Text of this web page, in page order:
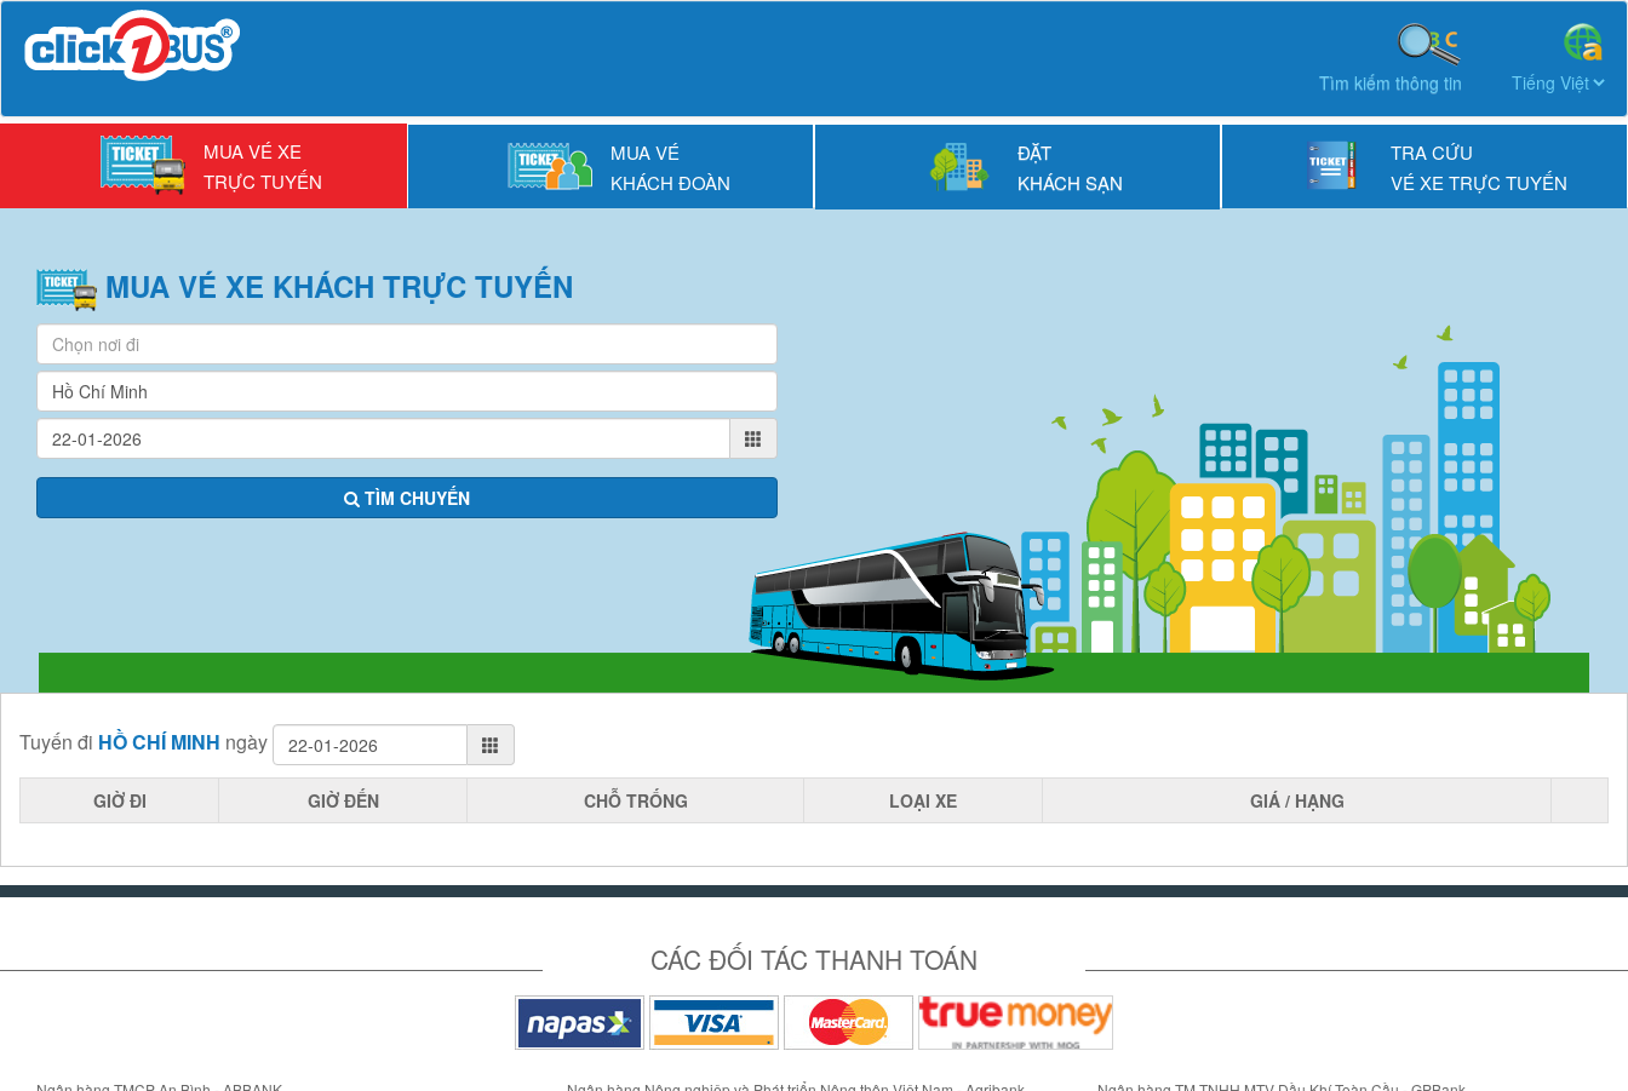
Tìm kiếm thông tin
MUA VÉ XE
TRỰC TUYẾN
MUA VÉ
KHÁCH ĐOÀN
ĐẶT
KHÁCH SẠN
TRA CỨU
VÉ XE TRỰC TUYẾN
MUA VÉ XE KHÁCH TRỰC TUYẾN
TÌM CHUYẾN
Tuyến đi HỒ CHÍ MINH ngày
GIỜ ĐI GIỜ ĐẾN CHỖ TRỐNG LOẠI XE GIÁ / HẠNG
CÁC ĐỐI TÁC THANH TOÁN